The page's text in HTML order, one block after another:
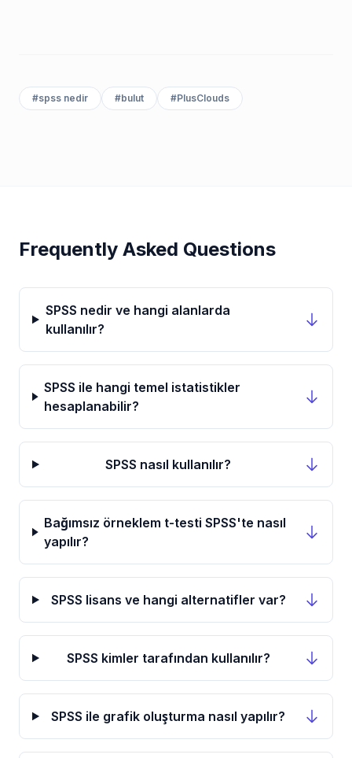
#spss nedir #bulut #PlusClouds
Frequently Asked Questions
SPSS nedir ve hangi alanlarda
kullanılır?
SPSS ile hangi temel istatistikler
hesaplanabilir?
SPSS nasıl kullanılır?
Bağımsız örneklem t-testi SPSS'te nasıl
yapılır?
SPSS lisans ve hangi alternatifler var?
SPSS kimler tarafından kullanılır?
SPSS ile grafik oluşturma nasıl yapılır?